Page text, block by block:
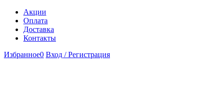
Акции
Оплата
Доставка
Контакты
Избранное0 Вход / Регистрация